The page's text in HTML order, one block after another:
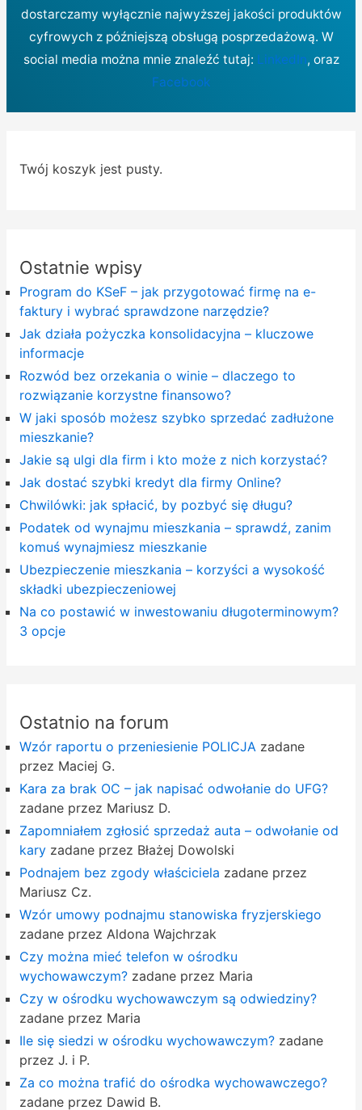
dostarczamy wyłącznie najwyższej jakości produktów
cyfrowych z późniejszą obsługą posprzedażową. W
social media można mnie znaleźć tutaj: LinkedIn, oraz
Facebook
Twój koszyk jest pusty.
Ostatnie wpisy
Program do KSeF – jak przygotować firmę na e-
faktury i wybrać sprawdzone narzędzie?
Jak działa pożyczka konsolidacyjna – kluczowe
informacje
Rozwód bez orzekania o winie – dlaczego to
rozwiązanie korzystne finansowo?
W jaki sposób możesz szybko sprzedać zadłużone
mieszkanie?
Jakie są ulgi dla firm i kto może z nich korzystać?
Jak dostać szybki kredyt dla firmy Online?
Chwilówki: jak spłacić, by pozbyć się długu?
Podatek od wynajmu mieszkania – sprawdź, zanim
komuś wynajmiesz mieszkanie
Ubezpieczenie mieszkania – korzyści a wysokość
składki ubezpieczeniowej
Na co postawić w inwestowaniu długoterminowym?
3 opcje
Ostatnio na forum
Wzór raportu o przeniesienie POLICJA zadane
przez Maciej G.
Kara za brak OC – jak napisać odwołanie do UFG?
zadane przez Mariusz D.
Zapomniałem zgłosić sprzedaż auta – odwołanie od
karyzadane przez Błażej Dowolski
Podnajem bez zgody właściciela zadane przez
Mariusz Cz.
Wzór umowy podnajmu stanowiska fryzjerskiego
zadane przez Aldona Wajchrzak
Czy można mieć telefon w ośrodku
wychowawczym?zadane przez Maria
Czy w ośrodku wychowawczym są odwiedziny?
zadane przez Maria
Ile się siedzi w ośrodku wychowawczym?zadane
przez J. i P.
Za co można trafić do ośrodka wychowawczego?
zadane przez Dawid B.